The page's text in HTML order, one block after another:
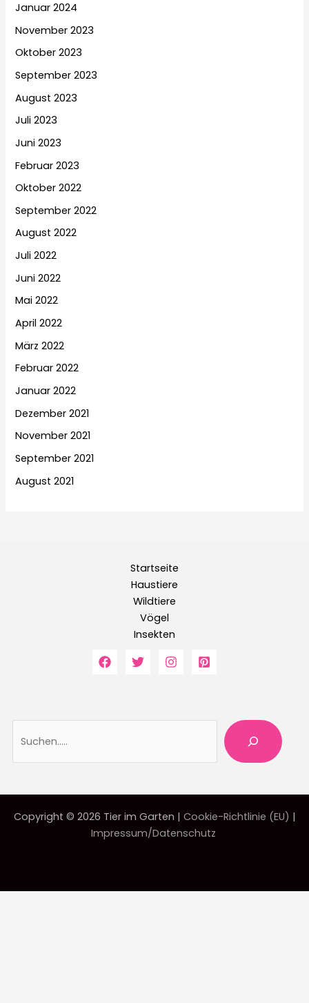
Januar 2024
November 2023
Oktober 2023
September 2023
August 2023
Juli 2023
Juni 2023
Februar 2023
Oktober 2022
September 2022
August 2022
Juli 2022
Juni 2022
Mai 2022
April 2022
März 2022
Februar 2022
Januar 2022
Dezember 2021
November 2021
September 2021
August 2021
Startseite
Haustiere
Wildtiere
Vögel
Insekten
Copyright © 2026 Tier im Garten | Cookie-Richtlinie (EU) |
Impressum/Datenschutz